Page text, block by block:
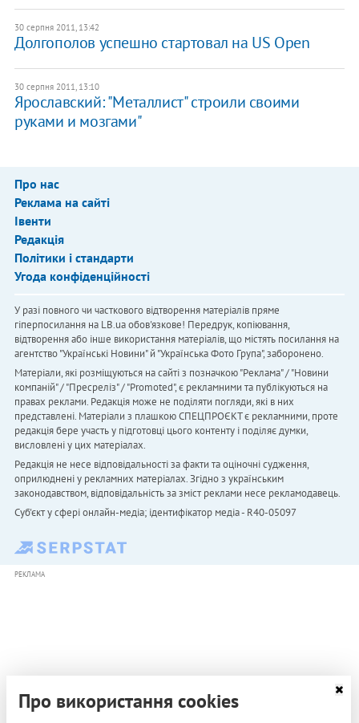
30 серпня 2011, 13:42
Долгополов успешно стартовал на US Open
30 серпня 2011, 13:10
Ярославский: "Металлист" строили своими
руками и мозгами"
Про нас
Реклама на сайті
Івенти
Редакція
Політики і стандарти
Угода конфіденційності
У разі повного чи часткового відтворення матеріалів пряме
гіперпосилання на LB.ua обов'язкове! Передрук, копіювання,
відтворення або інше використання матеріалів, що містять посилання на
агентство "Українськi Новини" й "Українська Фото Група", заборонено.
Матеріали, які розміщуються на сайті з позначкою "Реклама" / "Новини
компаній" / "Пресреліз" / "Promoted", є рекламними та публікуються на
правах реклами. Редакція може не поділяти погляди, які в них
представлені. Матеріали з плашкою СПЕЦПРОЄКТ є рекламними, проте
редакція бере участь у підготовці цього контенту і поділяє думки,
висловлені у цих матеріалах.
Редакція не несе відповідальності за факти та оціночні судження,
оприлюднені у рекламних матеріалах. Згідно з українським
законодавством, відповідальність за зміст реклами несе рекламодавець.
Cуб'єкт у сфері онлайн-медіа; ідентифікатор медіа - R40-05097
РЕКЛАМА
Про використання cookies